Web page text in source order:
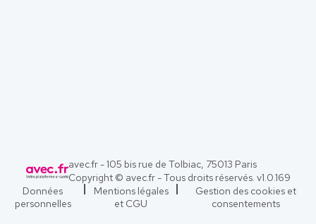
avec.fr - 105 bis rue de Tolbiac, 75013 Paris
Copyright © avec.fr - Tous droits réservés. v1.0.169
Données
personnelles
Mentions légales
et CGU
Gestion des cookies et
consentements